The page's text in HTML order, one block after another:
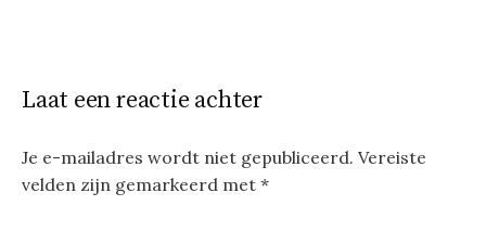
Laat een reactie achter
Je e-mailadres wordt niet gepubliceerd. Vereiste
velden zijn gemarkeerd met *